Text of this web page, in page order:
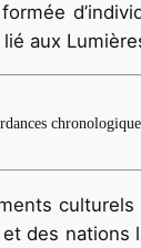
formée
aux
des